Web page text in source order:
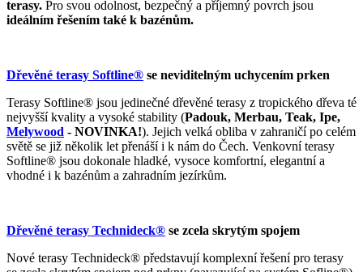
terasy. Pro svou odolnost, bezpečný a příjemný povrch jsou
ideálním řešením také k bazénům.
Dřevěné terasy Softline® se neviditelným uchycením prken
Terasy Softline® jsou jedinečné dřevěné terasy z tropického dřeva té
nejvyšší kvality a vysoké stability (Padouk, Merbau, Teak, Ipe,
Melywood - NOVINKA!). Jejich velká obliba v zahraničí po celém
světě se již několik let přenáší i k nám do Čech. Venkovní terasy
Softline® jsou dokonale hladké, vysoce komfortní, elegantní a
vhodné i k bazénům a zahradním jezírkům.
Dřevěné terasy Technideck® se zcela skrytým spojem
Nové terasy Technideck® představují komplexní řešení pro terasy